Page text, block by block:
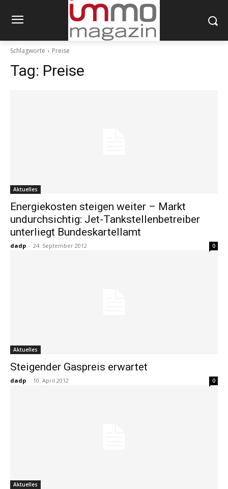
Schlagworte Preise
Tag: Preise
Aktuelles
Energiekosten steigen weiter – Markt
undurchsichtig: Jet-Tankstellenbetreiber
unterliegt Bundeskartellamt
dadp - 24. September 2012 0
Aktuelles
Steigender Gaspreis erwartet
dadp - 10. April 2012 0
Aktuelles